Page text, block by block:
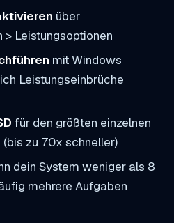
über
Leistungsoptionen
mit Windows
Leistungseinbrüche
für den größten einzelnen
zu 70x schneller)
dein System weniger als 8
mehrere Aufgaben